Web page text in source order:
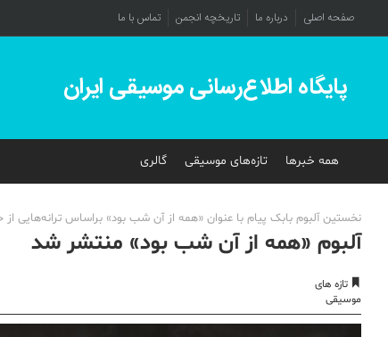
صفحه اصلی درباره ما تاریخچه انجمن تماس با ما
پایگاه اطلاع‌رسانی موسیقی ایران
همه خبرها تازه‌های موسیقی گالری
نخستین آلبوم بابک پیام با عنوان «همه از آن شب بود» براساس ترانه‌هایی
آلبوم «همه از آن شب بود» منتشر شد
تازه های
موسیقی